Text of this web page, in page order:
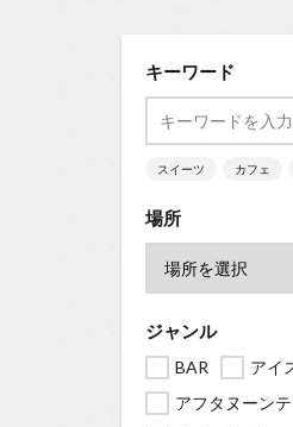
キーワード
スイーツ カフェ
場所
ジャンル
BAR
アイ
アフタヌーン